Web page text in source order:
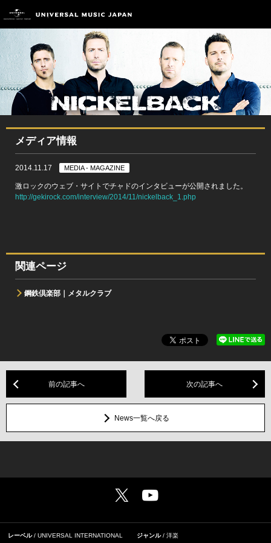
メディア情報
2014.11.17 MEDIA - MAGAZINE
激ロックのウェブ・サイトでチャドのインタビューが公開されました。
http://gekirock.com/interview/2014/11/nickelback_1.php
関連ページ
鋼鉄倶楽部｜メタルクラブ
前の記事へ 次の記事へ
News一覧へ戻る
レーベル UNIVERSAL INTERNATIONAL ジャンル 洋楽